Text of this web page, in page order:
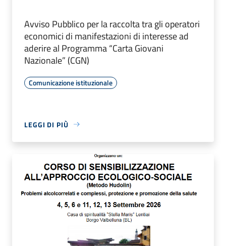
Avviso Pubblico per la raccolta tra gli operatori
economici di manifestazioni di interesse ad
aderire al Programma “Carta Giovani
Nazionale” (CGN)
Comunicazione istituzionale
LEGGI DI PIÙ